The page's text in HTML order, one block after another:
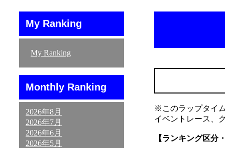
My Ranking
My Ranking
Monthly Ranking
2026年8月
2026年7月
2026年6月
2026年5月
※このラップタイ
イベントレース、
【ランキング区分